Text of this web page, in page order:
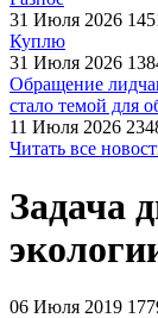
31 Июля 2026
Куплю
31 Июля 2026
Обращение
стало темой для
11 Июля 2026
Читать все
Задача
06 Июля 2019